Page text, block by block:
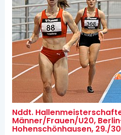
Nddt.
Männer/Frauen/U20,
Hohenschönhausen, 29./